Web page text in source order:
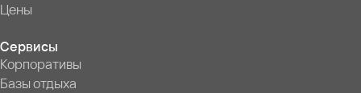
Цены
Сервисы
Корпоративы
Базы отдыха